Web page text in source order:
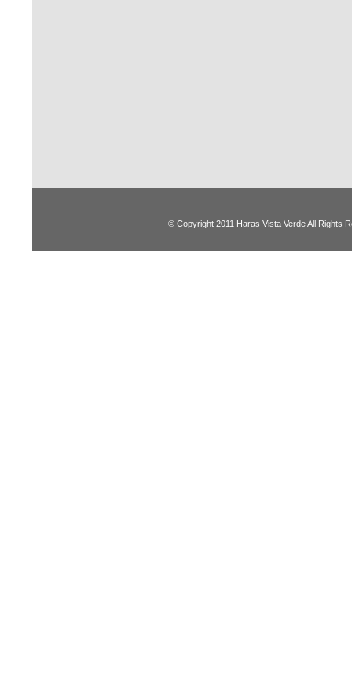
© Copyright 2011 Haras Vista Verde All Rights